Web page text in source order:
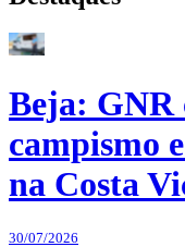
Beja: GNR
campismo
na Costa
30/07/2026